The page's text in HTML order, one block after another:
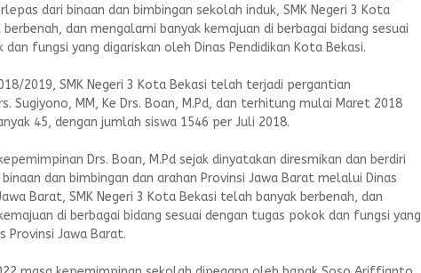
dari binaan dan bimbingan sekolah induk, SMK Negeri 3 Kota
dan mengalami banyak kemajuan di berbagai bidang sesuai
fungsi yang digariskan oleh Dinas Pendidikan Kota Bekasi.
2019, SMK Negeri 3 Kota Bekasi telah terjadi pergantian
Sugiyono, MM, Ke Drs. Boan, M.Pd, dan terhitung mulai Maret 2018
45, dengan jumlah siswa 1546 per Juli 2018.
Drs. Boan, M.Pd sejak dinyatakan diresmikan dan berdiri
dan bimbingan dan arahan Provinsi Jawa Barat melalui Dinas
Barat, SMK Negeri 3 Kota Bekasi telah banyak berbenah, dan
di berbagai bidang sesuai dengan tugas pokok dan fungsi yang
Provinsi Jawa Barat.